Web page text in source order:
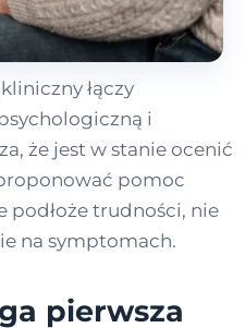
kliniczny łączy
i
że jest w stanie ocenić
pomoc
podłoże trudności, nie
na symptomach.
pierwsza